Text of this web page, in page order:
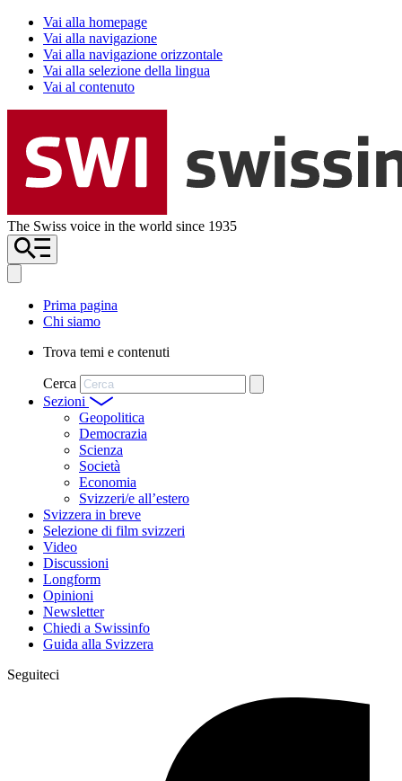
Vai alla homepage
Vai alla navigazione
Vai alla navigazione orizzontale
Vai alla selezione della lingua
Vai al contenuto
The Swiss voice in the world since 1935
Prima pagina
Chi siamo
Trova temi e contenuti
Cerca
Sezioni
Geopolitica
Democrazia
Scienza
Società
Economia
Svizzeri/e all’estero
Svizzera in breve
Selezione di film svizzeri
Video
Discussioni
Longform
Opinioni
Newsletter
Chiedi a Swissinfo
Guida alla Svizzera
Seguiteci